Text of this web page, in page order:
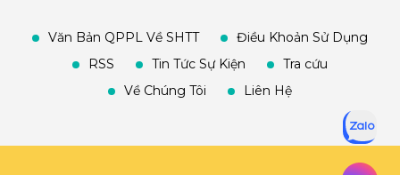
Văn Bản QPPL Về SHTT
Điều Khoản Sử Dụng
RSS
Tin Tức Sự Kiện
Tra cứu
Về Chúng Tôi
Liên Hệ